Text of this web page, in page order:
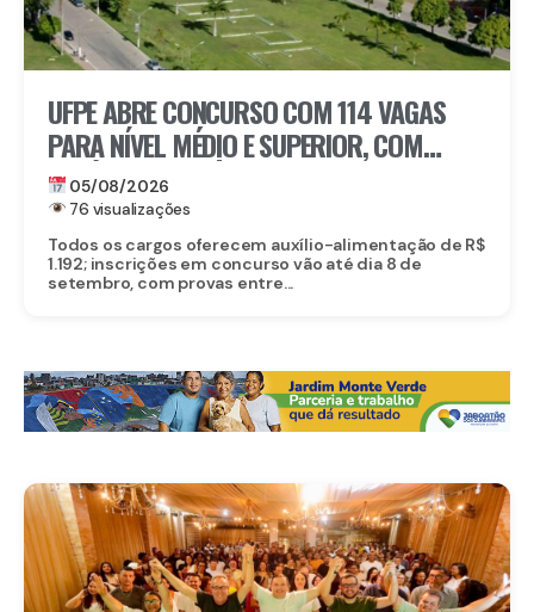
UFPE ABRE CONCURSO COM 114 VAGAS
PARA NÍVEL MÉDIO E SUPERIOR, COM
SALÁRIOS DE ATÉ R$ 5,2 MIL
05/08/2026
76 visualizações
Todos os cargos oferecem auxílio-alimentação de R$
1.192; inscrições em concurso vão até dia 8 de
setembro, com provas entre...